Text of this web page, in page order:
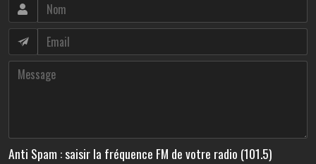
Anti Spam : saisir la fréquence FM de votre radio (101.5)